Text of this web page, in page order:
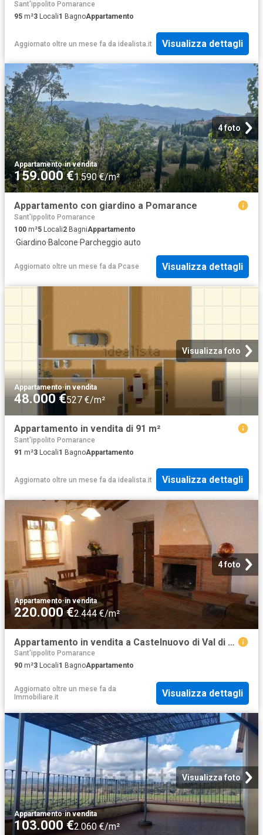
Sant'ippolito Pomarance
95 m²3 Locali1 BagnoAppartamento
Aggiornato oltre un mese fa da idealista.it Visualizza dettagli
4 foto
Appartamento·in vendita
159.000 €1.590 €/m²
Appartamento con giardino a Pomarance
Sant'ippolito Pomarance
100 m²5 Locali2 BagniAppartamento
·Giardino·Balcone·Parcheggio auto
Aggiornato oltre un mese fa da Pcase Visualizza dettagli
Visualizza foto
Appartamento·in vendita
48.000 €527 €/m²
Appartamento in vendita di 91 m²
Sant'ippolito Pomarance
91 m²3 Locali1 BagnoAppartamento
Aggiornato oltre un mese fa da idealista.it Visualizza dettagli
4 foto
Appartamento·in vendita
220.000 €2.444 €/m²
Appartamento in vendita a Castelnuovo di Val di Cecina PI
Sant'ippolito Pomarance
90 m²3 Locali1 BagnoAppartamento
Aggiornato oltre un mese fa da
Immobiliare.it
Visualizza dettagli
Visualizza foto
Appartamento·in vendita
103.000 €2.060 €/m²